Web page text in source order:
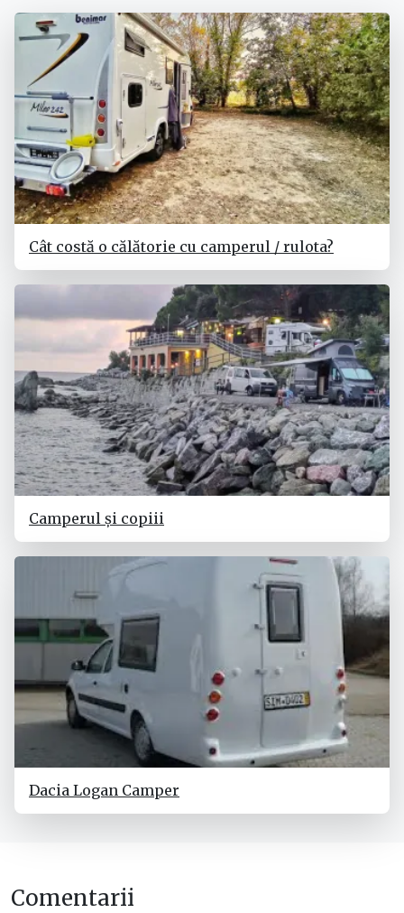
Cât costă o călătorie cu camperul / rulota?
Camperul și copiii
Dacia Logan Camper
Comentarii